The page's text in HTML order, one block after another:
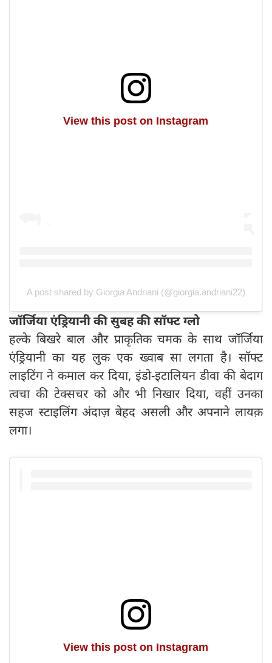
View this post on Instagram
A post shared by Giorgia Andriani (@giorgia.andriani22)
जॉर्जिया एंड्रियानी की सुबह की सॉफ्ट ग्लो
हल्के बिखरे बाल और प्राकृतिक चमक के साथ जॉर्जिया
एंड्रियानी का यह लुक एक ख्वाब सा लगता है। सॉफ्ट
लाइटिंग ने कमाल कर दिया, इंडो-इटालियन डीवा की बेदाग
त्वचा की टेक्सचर को और भी निखार दिया, वहीं उनका
सहज स्टाइलिंग अंदाज़ बेहद असली और अपनाने लायक़
लगा।
View this post on Instagram